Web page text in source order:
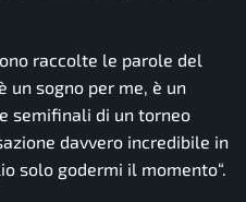
raccolte le parole del
un sogno per me, è un
semifinali di un torneo
davvero incredibile in
solo godermi il momento“.